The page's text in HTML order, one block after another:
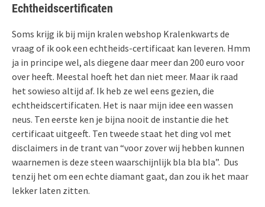
Echtheidscertificaten
Soms krijg ik bij mijn kralen webshop Kralenkwarts de
vraag of ik ook een echtheids-certificaat kan leveren. Hmm
ja in principe wel, als diegene daar meer dan 200 euro voor
over heeft. Meestal hoeft het dan niet meer. Maar ik raad
het sowieso altijd af. Ik heb ze wel eens gezien, die
echtheidscertificaten. Het is naar mijn idee een wassen
neus. Ten eerste ken je bijna nooit de instantie die het
certificaat uitgeeft. Ten tweede staat het ding vol met
disclaimers in de trant van “voor zover wij hebben kunnen
waarnemen is deze steen waarschijnlijk bla bla bla”. Dus
tenzij het om een echte diamant gaat, dan zou ik het maar
lekker laten zitten.